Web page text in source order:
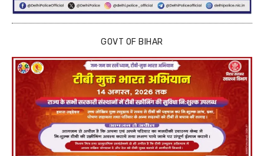
GOVT OF BIHAR